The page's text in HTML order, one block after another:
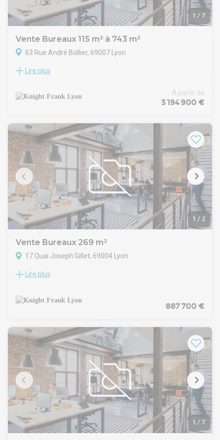
1 / 7
Vente Bureaux 115 m² à 743 m²
63 Rue André Bollier, 69007 Lyon
Knight Frank vous proposent à la vente des bureaux situés au
Lyon.
Au sein d'un immeuble récent, sécurisé et de bon standing,
modernes. L'accès PMR assure une parfaite accessibilité
pour vos collaborateurs et visiteurs.
Les surfaces, lumineuses et fonctionnelles, offrent une
grande souplesse d'aménagement : open space, bureaux
cloisonnés, salles de réunion ou espaces collaboratifs. Les
parties communes sont soignées et l'environnement de
travail agréable.
Idéalement implanté dans un secteur dynamique et en plein
développement, l'actif profite de la proximité immédiate des
transports en commun, des axes routiers majeurs, ainsi que
de nombreux commerces et services.
Une opportunité idéale pour une implantation stratégique ou
reconnu de Lyon.
Lire plus
À partir de
3 194 900 €
1 / 2
Vente Bureaux 269 m²
17 Quai Joseph Gillet, 69004 Lyon
Knight Frank vous propose 269 m² de bureaux à la vente ou
situés en termes d'accessibilité transport en commun et
voiture. Les bureaux sont en excellent états, et offre une vue
Lire plus
887 700 €
1 / 7